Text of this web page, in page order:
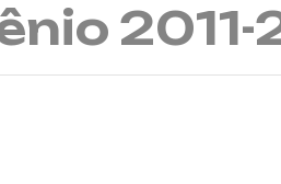
2011-